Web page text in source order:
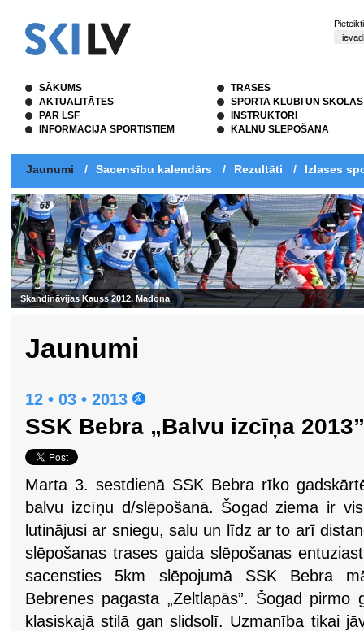
SĀKUMS
AKTUALITĀTES
PAR LSF
INFORMĀCIJA SPORTISTIEM
TRASES
SPORTA KLUBI UN SKOLAS
INSTRUKTORI
KALNU SLĒPOŠANA
Jaunumi / Sacensību kalendārs / Rezultāti / Izlases
Skandināvijas Kauss 2012, Madona
Jaunumi
12 • 03 • 2013
SSK Bebra „Balvu izcīņa 2013”
Marta 3. sestdienā SSK Bebra rīko
balvu izcīņu d/slēpošanā. Šogad ziema ir
lutinājusi ar sniegu, salu un līdz ar to arī
slēpošanas trases gaida slēpošanas
sacensties 5km slēpojumā SSK Bebra
Bebrenes pagasta „Zeltlapās”. Šogad
klasiskajā stilā gan slidsolī. Uzmanība tikai